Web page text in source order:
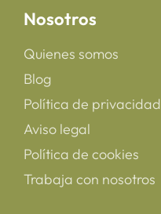
Nosotros
Quienes somos
Blog
Política de privacidad
Aviso legal
Política de cookies
Trabaja con nosotros